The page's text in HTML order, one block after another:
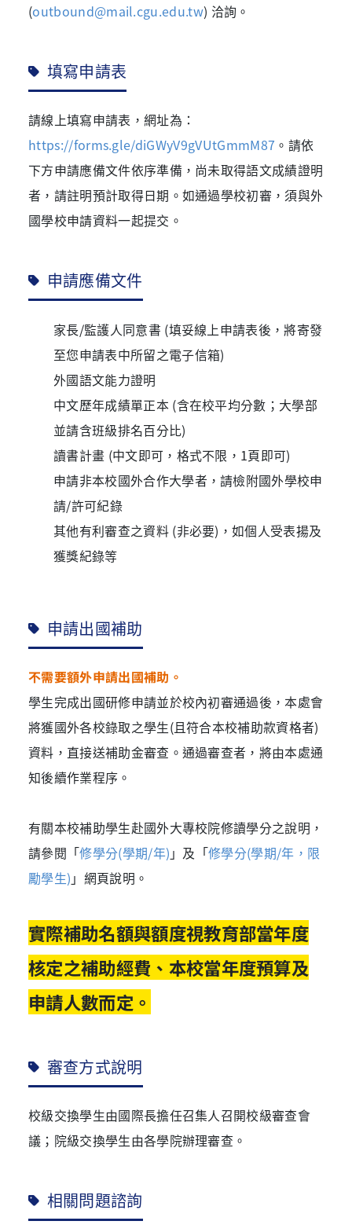
(outbound@mail.cgu.edu.tw) 洽詢。
填寫申請表
請線上填寫申請表，網址為：
https://forms.gle/diGWyV9gVUtGmmM87 。請依
下方申請應備文件依序準備，尚未取得語文成績證明
者，請註明預計取得日期。如通過學校初審，須與外
國學校申請資料一起提交。
申請應備文件
家長/監護人同意書 (填妥線上申請表後，將寄發
至您申請表中所留之電子信箱)
外國語文能力證明
中文歷年成績單正本 (含在校平均分數；大學部
並請含班級排名百分比)
讀書計畫 (中文即可，格式不限，1頁即可)
申請非本校國外合作大學者，請檢附國外學校申
請/許可紀錄
其他有利審查之資料 (非必要)，如個人受表揚及
獲獎紀錄等
申請出國補助
不需要額外申請出國補助。
學生完成出國研修申請並於校內初審通過後，本處會
將獲國外各校錄取之學生(且符合本校補助款資格者)
資料，直接送補助金審查。通過審查者，將由本處通
知後續作業程序。
有關本校補助學生赴國外大專校院修讀學分之說明，
請參閱「修學分(學期/年) 」及「修學分(學期/年，限
勵學生) 」網頁說明。
實際補助名額與額度視教育部當年度
核定之補助經費、本校當年度預算及
申請人數而定。
審查方式說明
校級交換學生由國際長擔任召集人召開校級審查會
議；院級交換學生由各學院辦理審查。
相關問題諮詢